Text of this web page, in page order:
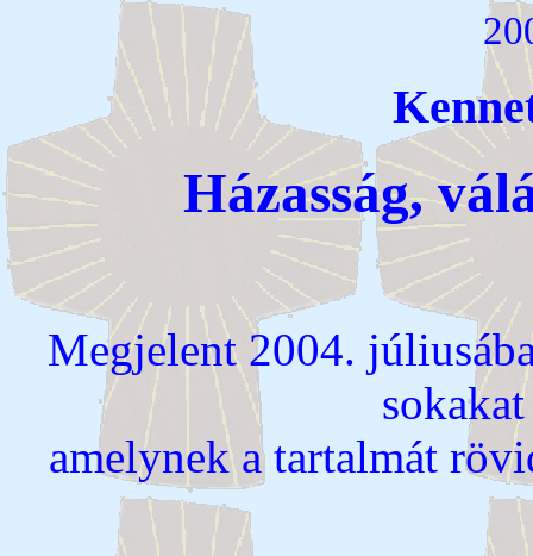
Házasság,
Megjelent 2004.
amelynek a tartalmát